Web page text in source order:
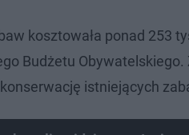
kosztowała ponad 253
Budżetu Obywatelskiego.
istniejących